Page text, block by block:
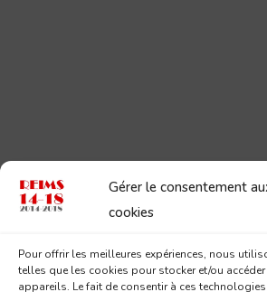
Gérer le consentement
cookies
Pour offrir les meilleures expériences, nous
telles que les cookies pour stocker et/ou
appareils. Le fait de consentir à ces